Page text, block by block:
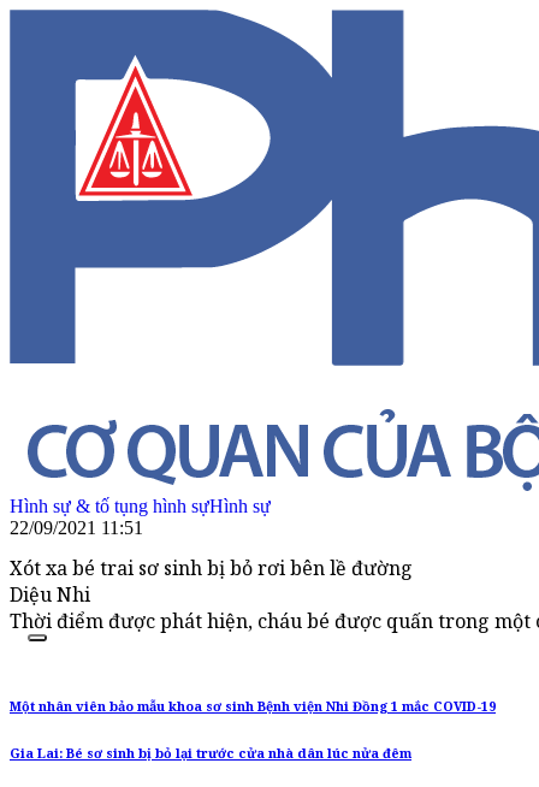
Hình sự & tố tụng hình sựHình sự
22/09/2021 11:51
Xót xa bé trai sơ sinh bị bỏ rơi bên lề đường
Diệu Nhi
Thời điểm được phát hiện, cháu bé được quấn trong một
Một nhân viên bảo mẫu khoa sơ sinh Bệnh viện Nhi Đồng 1 mắc COVID-19
Gia Lai: Bé sơ sinh bị bỏ lại trước cửa nhà dân lúc nửa đêm